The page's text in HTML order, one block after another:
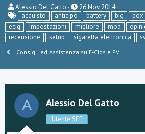
C
r
e
a
t
c
u
s
Alessio Del Gatto
D
a
t
a
d
26 Nov 2014
acquisto
anticipo battery big box
ecig
impostazioni migliore mod
recensione
setup sigaretta elettronica
Consigli ed Assistenza su E-Cigs e PV
A Alessio Del Gatto
Utente SEF